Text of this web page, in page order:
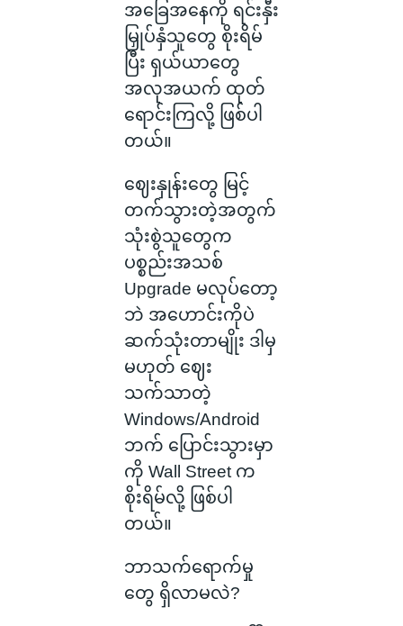
အခြေအနေကို ရင်းနှီး
မြှုပ်နှံသူတွေ စိုးရိမ်
ပြီး ရှယ်ယာတွေ
အလုအယက် ထုတ်
ရောင်းကြလို့ ဖြစ်ပါ
တယ်။
ဈေးနှုန်းတွေ မြင့်
တက်သွားတဲ့အတွက်
သုံးစွဲသူတွေက
ပစ္စည်းအသစ်
Upgrade မလုပ်တော့
ဘဲ အဟောင်းကိုပဲ
ဆက်သုံးတာမျိုး ဒါမှ
မဟုတ် ဈေး
သက်သာတဲ့
Windows/Android
ဘက် ပြောင်းသွားမှာ
ကို Wall Street က
စိုးရိမ်လို့ ဖြစ်ပါ
တယ်။
ဘာသက်ရောက်မှု
တွေ ရှိလာမလဲ?